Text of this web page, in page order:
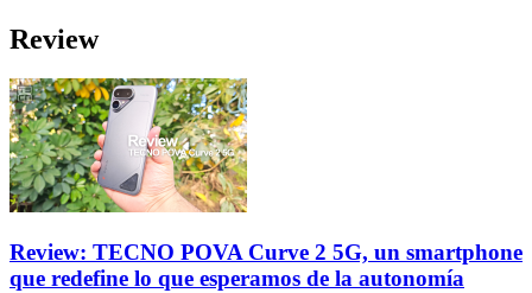
Review
Review: TECNO POVA Curve 2 5G, un smartphone
que redefine lo que esperamos de la autonomía